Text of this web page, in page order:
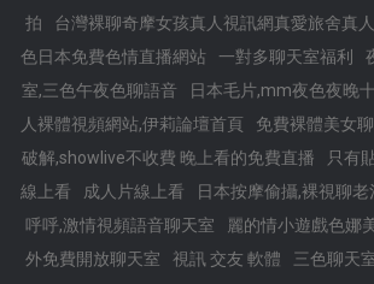
拍
台灣裸聊奇摩女孩真人視訊網真愛旅舍真
色日本免費色情直播網站
一對多聊天室福利
室,三色午夜色聊語音
日本毛片,mm夜色夜晚
人裸體視頻網站,伊莉論壇首頁
免費裸體美女
破解,showlive不收費 晚上看的免費直播
只有
線上看
成人片線上看 日本按摩偷攝,裸視聊老
呼呼,激情視頻語音聊天室
麗的情小遊戲色娜
外免費開放聊天室
視訊 交友 軟體
三色聊天